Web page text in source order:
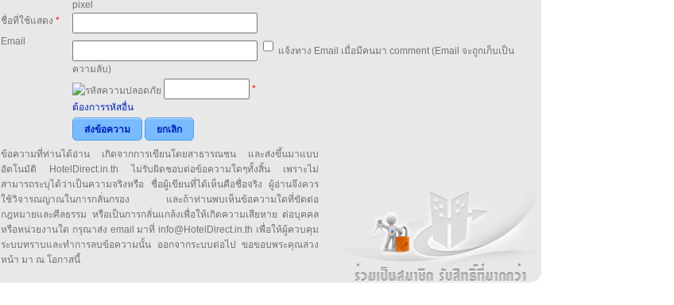
pixel
ชื่อที่ใช้แสดง *
Email
แจ้งทาง Email เมื่อมีคนมา comment (Email จะถูกเก็บเป็น
ความลับ)
*
ต้องการรหัสอื่น
ส่งข้อความ
ยกเลิก
ข้อความที่ท่านได้อ่าน เกิดจากการเขียนโดยสาธารณชน และส่งขึ้นมาแบบ
อัตโนมัติ HotelDirect.in.th ไม่รับผิดชอบต่อข้อความใดๆทั้งสิ้น เพราะไม่
สามารถระบุได้ว่าเป็นความจริงหรือ ชื่อผู้เขียนที่ได้เห็นคือชื่อจริง ผู้อ่านจึงควร
ใช้วิจารณญาณในการกลั่นกรอง และถ้าท่านพบเห็นข้อความใดที่ขัดต่อ
กฎหมายและศีลธรรม หรือเป็นการกลั่นแกล้งเพื่อให้เกิดความเสียหาย ต่อบุคคล
หรือหน่วยงานใด กรุณาส่ง email มาที่ info@HotelDirect.in.th เพื่อให้ผู้ควบคุม
ระบบทราบและทำการลบข้อความนั้น ออกจากระบบต่อไป ขอขอบพระคุณล่วง
หน้า มา ณ โอกาสนี้